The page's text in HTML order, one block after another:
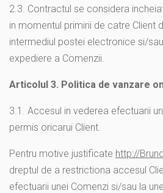
2.3. Contractul se considera
in momentul primirii de catre Client
intermediul postei electronice si/
expediere a Comenzii.
Articolul 3. Politica de vanzare
3.1. Accesul in vederea efectuarii
permis oricarui Client.
Pentru motive justificate http://
dreptul de a restrictiona accesul
efectuarii unei Comenzi si/sau la